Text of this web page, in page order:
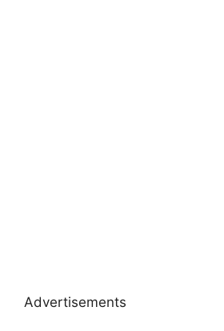
Advertisements